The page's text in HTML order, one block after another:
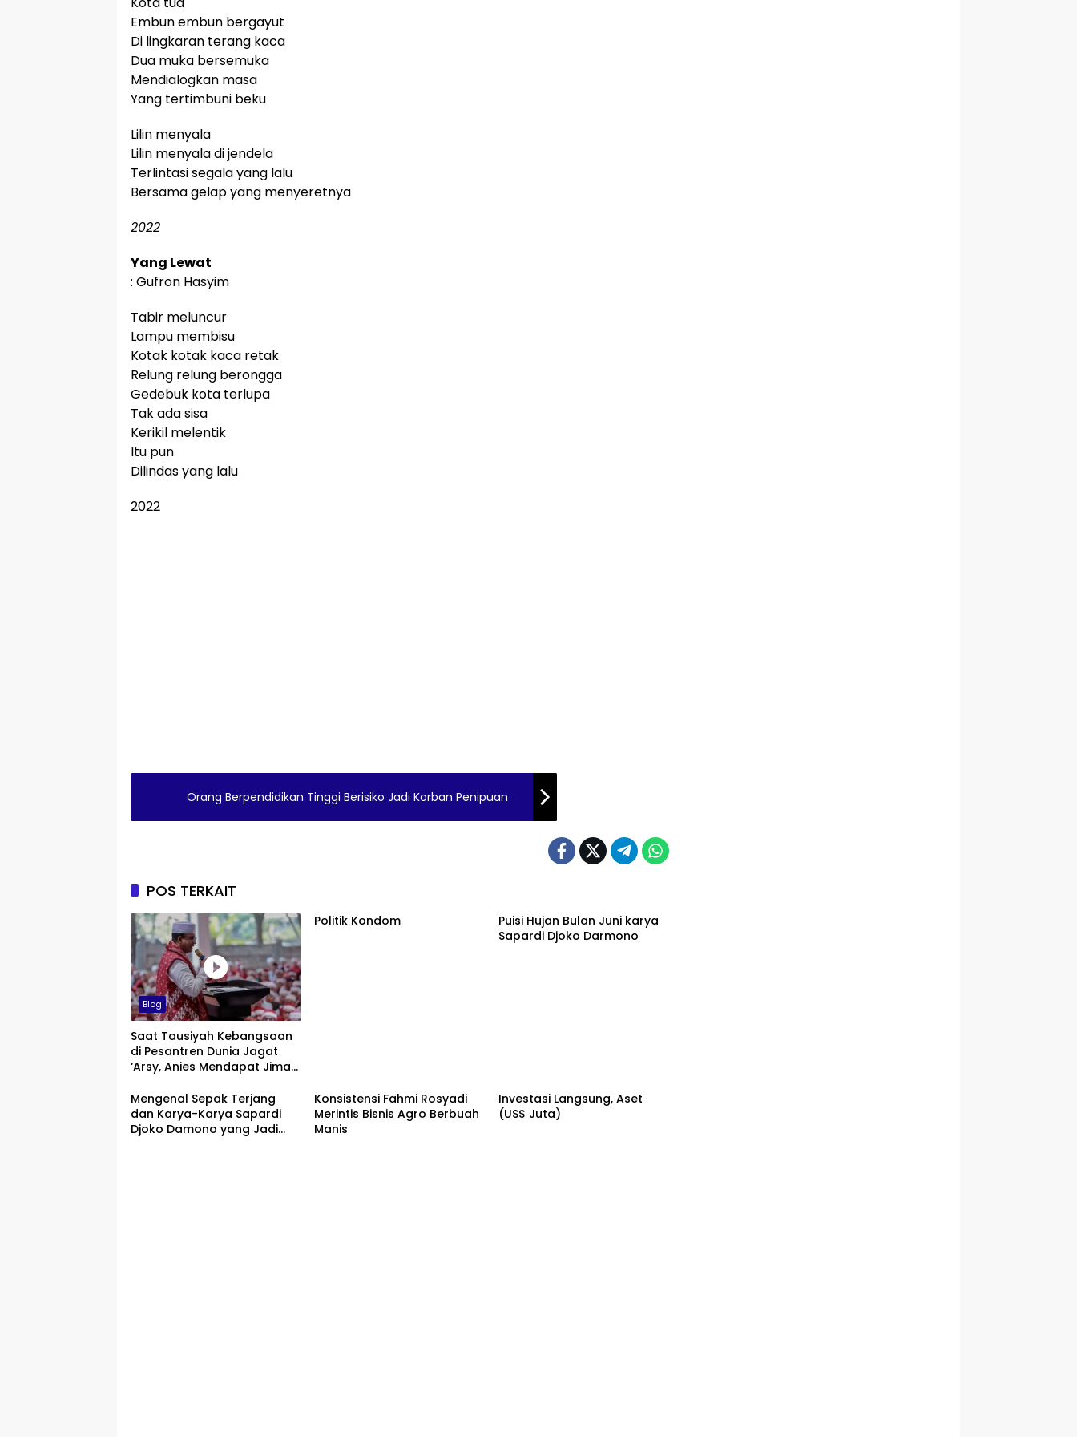
Embun embun bergayut
Di lingkaran terang kaca
Dua muka bersemuka
Mendialogkan masa
Yang tertimbuni beku
Lilin menyala
Lilin menyala di jendela
Terlintasi segala yang lalu
Bersama gelap yang menyeretnya
2022
Yang Lewat
: Gufron Hasyim
Tabir meluncur
Lampu membisu
Kotak kotak kaca retak
Relung relung berongga
Gedebuk kota terlupa
Tak ada sisa
Kerikil melentik
Itu pun
Dilindas yang lalu
2022
Orang Berpendidikan Tinggi Berisiko Jadi Korban Penipuan
POS TERKAIT
Blog
Saat Tausiyah Kebangsaan
di Pesantren Dunia Jagat
‘Arsy, Anies Mendapat Jimat
Aos
Politik Kondom
Puisi Hujan Bulan Juni karya
Sapardi Djoko Darmono
Mengenal Sepak Terjang
dan Karya-Karya Sapardi
Djoko Damono yang Jadi
Konsistensi Fahmi Rosyadi
Merintis Bisnis Agro Berbuah
Manis
Investasi Langsung, Aset
(US$ Juta)